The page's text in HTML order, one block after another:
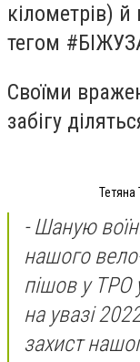
кілометрів)
тегом
Своїми
забігу
Тетяна
-Шаную
нашого
пішов у ТРО
на увазі
захист